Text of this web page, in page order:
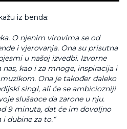
iz benda:
O njenim virovima se od
i vjerovanja. Ona su prisutna
u našoj izvedbi. Izvorne
kao i za mnoge, inspiracija i
Ona je također daleko
singl, ali će se ambiciozniji
slušaoce da zarone u nju.
9 minuta, dat će im dovoljno
i dubine za to.“